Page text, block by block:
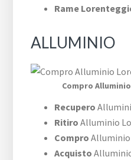
Rame
ALLUMINIO
Compro
Recupero
Ritiro Alluminio
Compro
Acquisto